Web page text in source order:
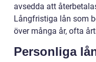
avsedda att
Långfristiga lån som
över många år, ofta
Personliga